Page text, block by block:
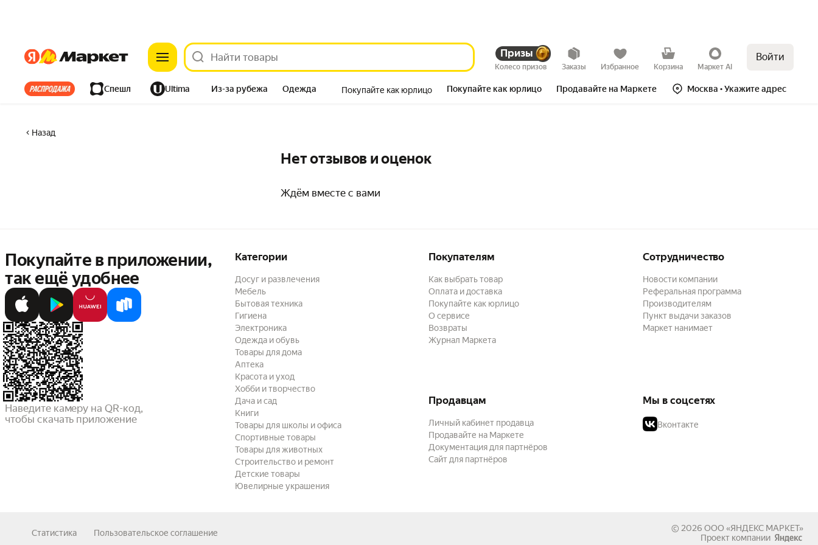
ЯндексЯндекс Призы
Колесо призов Заказы Избранное Корзина Маркет AI
Войти
Все хиты Спешл Ultima Из-за рубежа Одежда Покупайте как юрлицо Покупайте как юрлицо Продавайте на Маркете Москва • Укажите адрес
Назад
Нет отзывов и оценок
Ждём вместе с вами
Покупайте в приложении,
так ещё удобнее
Наведите камеру на QR-код,
чтобы скачать приложение
Категории
Досуг и развлечения
Мебель
Бытовая техника
Гигиена
Электроника
Одежда и обувь
Товары для дома
Аптека
Красота и уход
Хобби и творчество
Дача и сад
Книги
Товары для школы и офиса
Спортивные товары
Товары для животных
Строительство и ремонт
Детские товары
Ювелирные украшения
Покупателям
Как выбрать товар
Оплата и доставка
Покупайте как юрлицо
О сервисе
Возвраты
Журнал Маркета
Сотрудничество
Новости компании
Реферальная программа
Производителям
Пункт выдачи заказов
Маркет нанимает
Продавцам
Личный кабинет продавца
Продавайте на Маркете
Документация для партнёров
Сайт для партнёров
Мы в соцсетях
Вконтакте
Статистика Пользовательское соглашение © 2026 ООО «ЯНДЕКС МАРКЕТ»
Проект компании